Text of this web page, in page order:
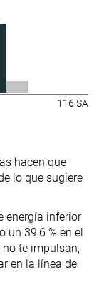
116 SA
hacen que
lo que sugiere
energía inferior
un 39,6 % en el
te impulsan,
en la línea de